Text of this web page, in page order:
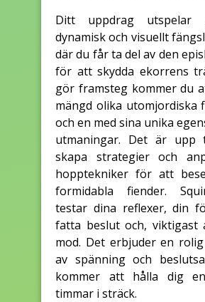
Ditt uppdrag
dynamisk och visuellt
där du får ta del av den
för att skydda ekorrens
gör framsteg kommer du
mängd olika utomjordiska
och en med sina unika
utmaningar. Det är
skapa strategier och
hopptekniker för att
formidabla fiender.
testar dina reflexer, din
fatta beslut och, viktigast
mod. Det erbjuder en
av spänning och
kommer att hålla dig
timmar i sträck.